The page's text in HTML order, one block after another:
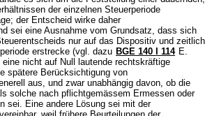
der einzelnen Steuerperiode
der Entscheid wirke daher
sei eine Ausnahme vom Grundsatz, dass sich
nur auf das Dispositiv und zeitlich
erstrecke (vgl. dazu BGE 140 I 114 E.
nicht auf Null lautende rechtskräftige
spätere Berücksichtigung von
aus, und zwar unabhängig davon, ob die
solche nach pflichtgemässem Ermessen oder
sei. Eine andere Lösung sei mit der